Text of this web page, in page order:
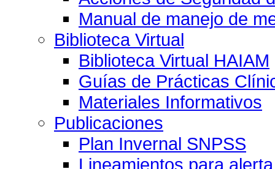
Manual de manejo de
Biblioteca Virtual
Biblioteca Virtual HAIAM
Guías de Prácticas
Materiales Informativos
Publicaciones
Plan Invernal SNPSS
Lineamientos para